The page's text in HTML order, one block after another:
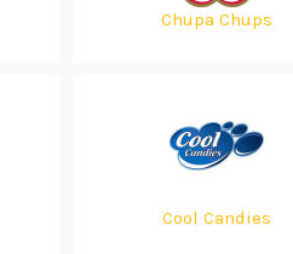
Chupa Chups
Cool Candies